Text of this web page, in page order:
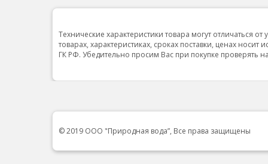
Технические характеристики товара могут отличаться
товарах, характеристиках, сроках поставки, ценах
ГК РФ. Убедительно просим Вас при покупке
© 2019 ООО "Природная вода”, Все права защищены